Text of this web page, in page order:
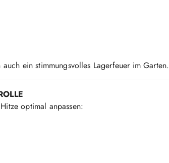
ein stimmungsvolles Lagerfeuer im Garten.
optimal anpassen: